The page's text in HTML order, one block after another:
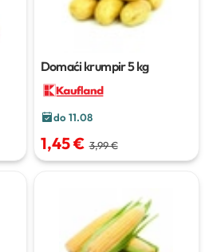
Domaći krumpir5 kg
do 11.08
1,45 € 3,99 €